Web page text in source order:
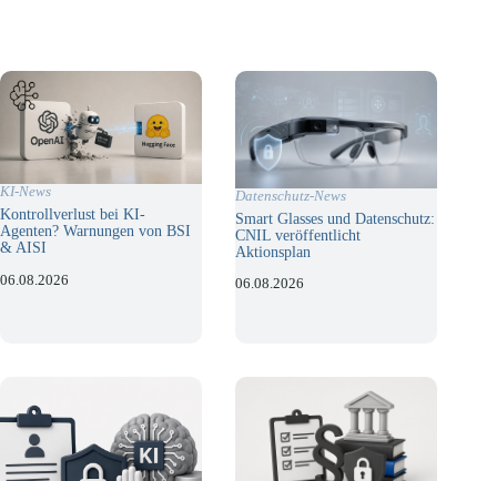
KI-News
Kontrollverlust bei KI-
Agenten? Warnungen von BSI
& AISI
06.08.2026
Datenschutz-News
Smart Glasses und Datenschutz:
CNIL veröffentlicht
Aktionsplan
06.08.2026